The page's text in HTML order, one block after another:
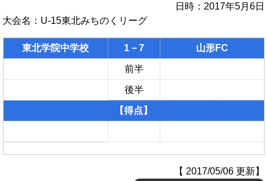
スケジュール
グラウンド・施設紹介
フォトギャラリー
応援グッズご案内
日時：2017年5月6日
大会名：U-15東北みちのくリーグ
東北学院中学校 1－7 山形FC
前半
後半
【得点】
【 2017/05/06 更新】